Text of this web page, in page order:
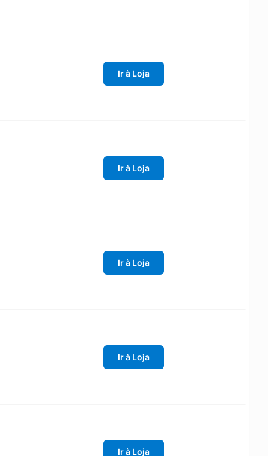
Ir à Loja
Ir à Loja
Ir à Loja
Ir à Loja
Ir à Loja